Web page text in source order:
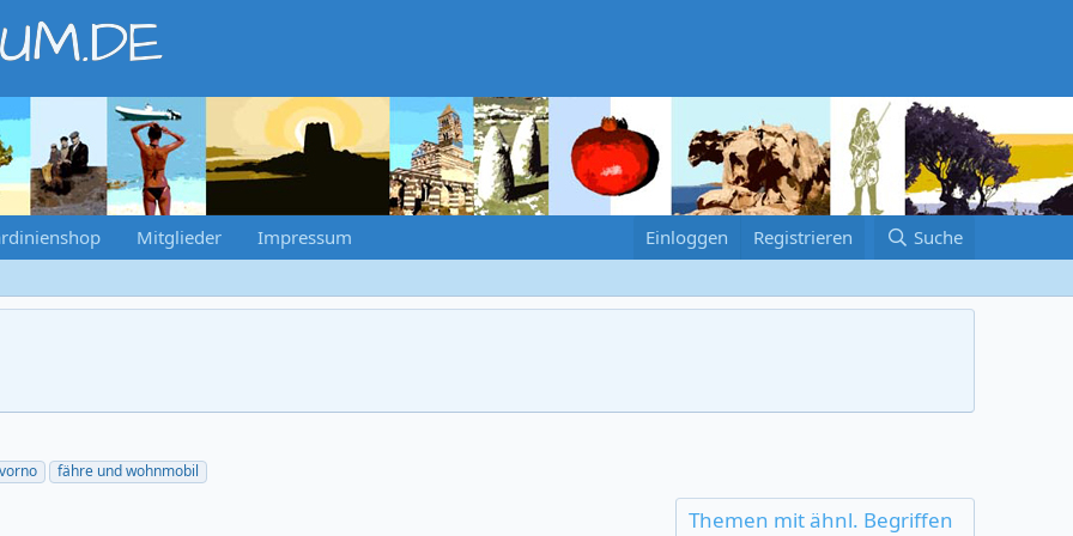
Mitglieder Impressum Einloggen Registrieren Suche
fähre und wohnmobil
Themen mit ähnl. Begriffen